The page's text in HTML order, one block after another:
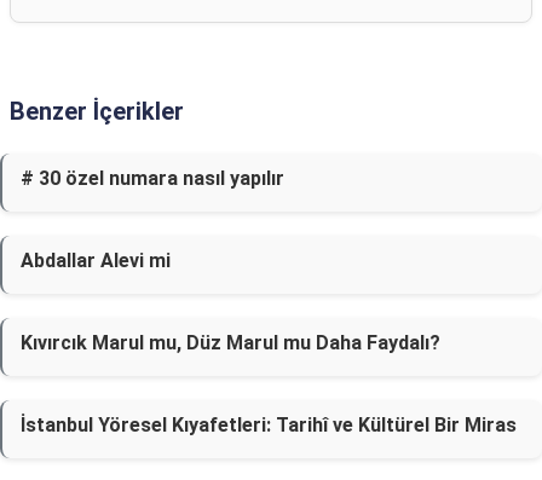
Benzer İçerikler
# 30 özel numara nasıl yapılır
Abdallar Alevi mi
Kıvırcık Marul mu, Düz Marul mu Daha Faydalı?
İstanbul Yöresel Kıyafetleri: Tarihî ve Kültürel Bir Miras